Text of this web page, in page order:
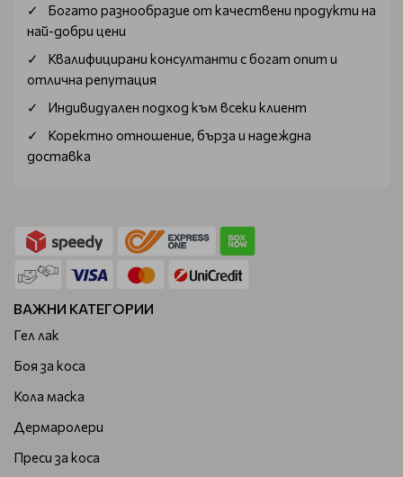
Богатo разнообразие от качествени продукти на
най-добри цени
Квалифицирани консултанти с богат опит и
отлична репутация
Индивидуален подход към всеки клиент
Коректно отношение, бърза и надеждна
доставка
ВАЖНИ КАТЕГОРИИ
Гел лак
Боя за коса
Кола маска
Дермаролери
Преси за коса